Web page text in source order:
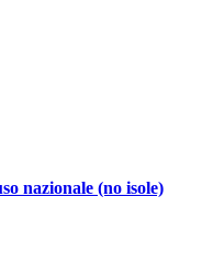
nazionale (no isole)